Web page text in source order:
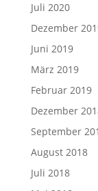
Juli 2020
Dezember
Juni 2019
März 2019
Februar 2019
Dezember
September
August 2018
Juli 2018